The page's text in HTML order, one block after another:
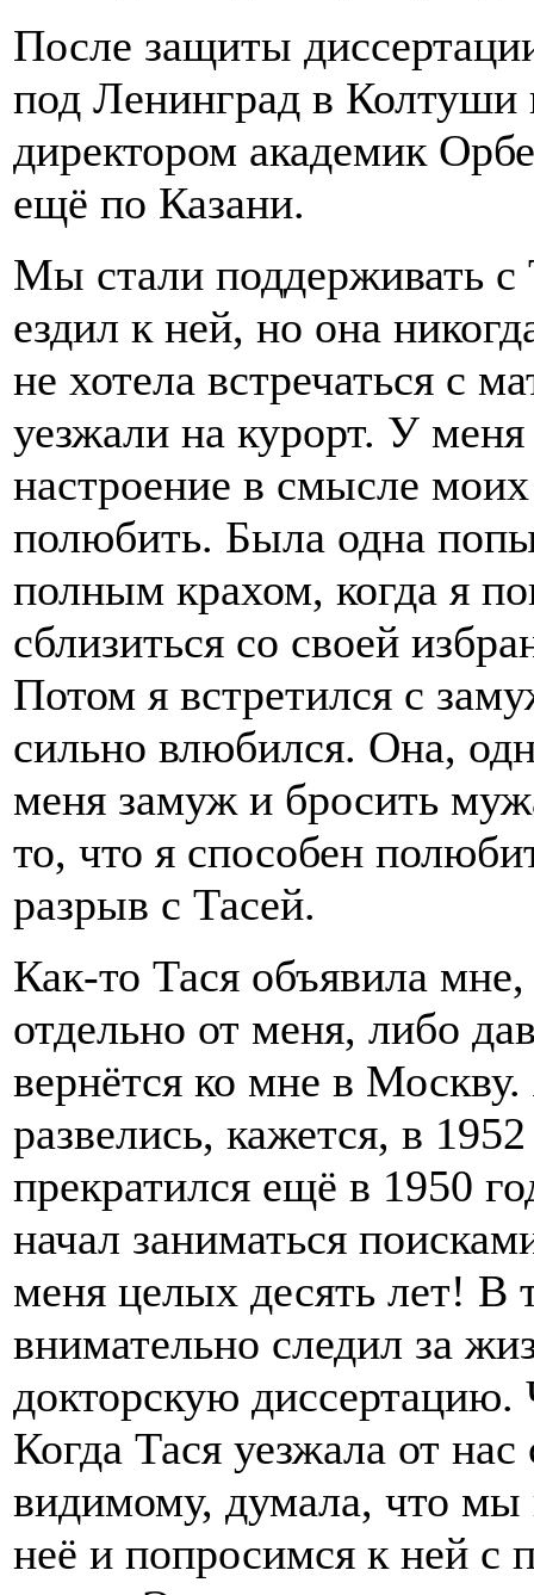
После защиты
под Ленинград в Колтуши
директором академик
ещё по Казани.
Мы стали поддерживать
ездил к ней, но она
не хотела встречаться с
уезжали на курорт. У
настроение в смысле
полюбить. Была одна
полным крахом, когда я
сблизиться со своей
Потом я встретился с
сильно влюбился. Она,
меня замуж и бросить
то, что я способен
разрыв с Тасей.
Как-то Тася объявила
отдельно от меня, либо
вернётся ко мне в
развелись, кажется, в
прекратился ещё в 1950
начал заниматься
меня целых десять лет! В
внимательно следил за
докторскую диссертацию.
Когда Тася уезжала от
видимому, думала, что мы
неё и попросимся к ней с